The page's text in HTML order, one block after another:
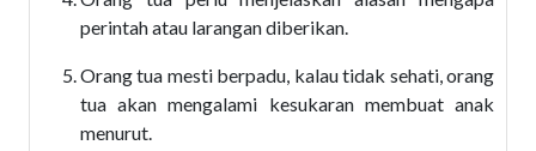
perintah atau larangan diberikan.
Orang tua mesti berpadu, kalau tidak sehati, orang
tua akan mengalami kesukaran membuat anak
menurut.